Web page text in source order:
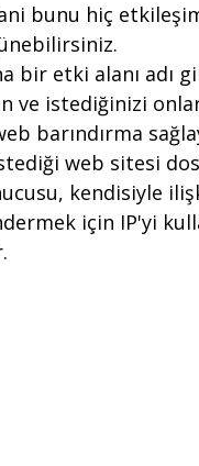
bunu hiç
bir etki alanı adı
ve istediğinizi
barındırma
web sitesi
kendisiyle
için IP'yi